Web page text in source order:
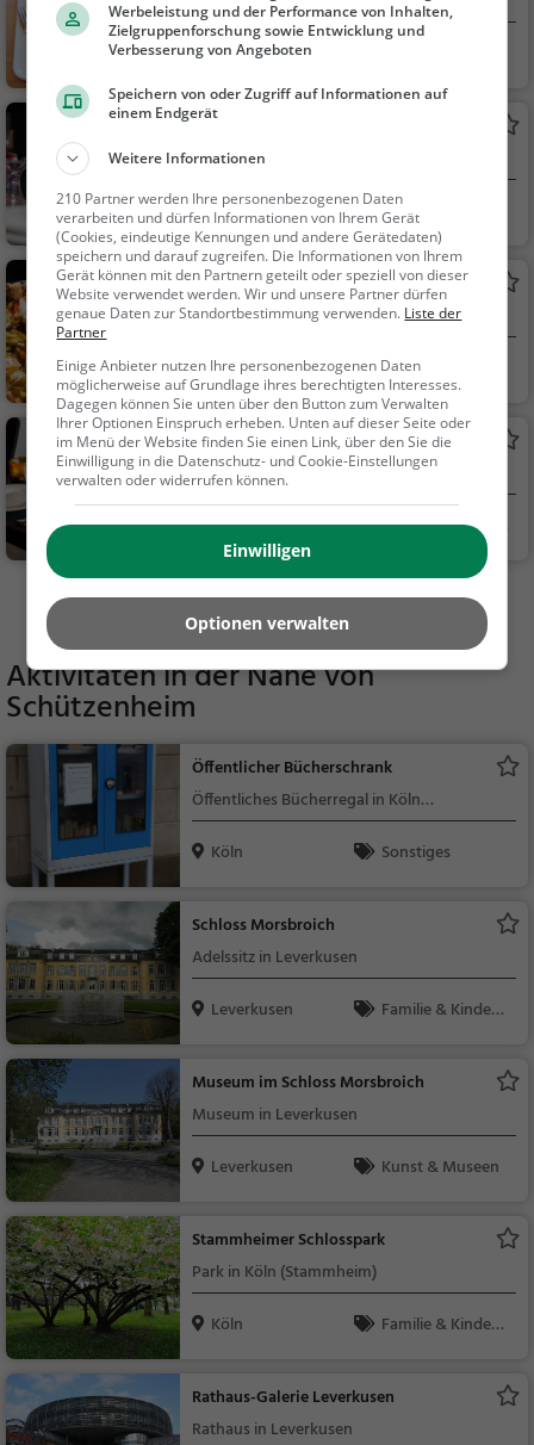
Pizza, Europäisch, Me
diterran
Köln
Abendessen, Mittage
Am Ritter
Bar in Köln
Köln
Bar, Biergarten, Bi
er, Wein, Snacks / Ge
tränke, Deutsch, Mitt
agessen, Regionalküc
he
Peking Garden
Asiatisches Restaurant in Köln
Köln
Restaurant, Chine
sisch, Asiatisch, Aben
dessen, Mittagessen,
Vegetarisch, Mongoli
sch, Grill
La Dolce Vita
Restaurant in Leverkusen
Leverkusen
Restaurant, Aben
dessen, Mittagessen
Mehr Gaststätten in Köln finden
Aktivitäten in der Nähe von
Schützenheim
Öffentlicher Bücherschrank
Öffentliches Bücherregal in Köln
(Höhenhaus)
Köln
Sonstiges
Schloss Morsbroich
Adelssitz in Leverkusen
Leverkusen
Familie & Kinder,
Museum im Schloss Morsbroich
Museum in Leverkusen
Leverkusen
Kunst & Museen
Stammheimer Schlosspark
Park in Köln (Stammheim)
Köln
Familie & Kinder,
Rathaus-Galerie Leverkusen
Rathaus in Leverkusen
Werbeleistung und der Performance von Inhalten,
Zielgruppenforschung sowie Entwicklung und
Verbesserung von Angeboten
Speichern von oder Zugriff auf Informationen auf
einem Endgerät
Weitere Informationen
210 Partner werden Ihre personenbezogenen Daten
verarbeiten und dürfen Informationen von Ihrem Gerät
(Cookies, eindeutige Kennungen und andere Gerätedaten)
speichern und darauf zugreifen. Die Informationen von Ihrem
Gerät können mit den Partnern geteilt oder speziell von dieser
Website verwendet werden. Wir und unsere Partner dürfen
genaue Daten zur Standortbestimmung verwenden. Liste der
Partner
Einige Anbieter nutzen Ihre personenbezogenen Daten
möglicherweise auf Grundlage ihres berechtigten Interesses.
Dagegen können Sie unten über den Button zum Verwalten
Ihrer Optionen Einspruch erheben. Unten auf dieser Seite oder
im Menü der Website finden Sie einen Link, über den Sie die
Einwilligung in die Datenschutz- und Cookie-Einstellungen
verwalten oder widerrufen können.
Einwilligen
Optionen verwalten